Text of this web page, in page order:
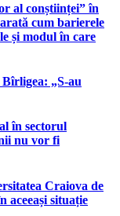
al conștiinței” în
cum barierele
și modul în care
„S-au
în sectorul
nu vor fi
Craiova de
aceeași situație